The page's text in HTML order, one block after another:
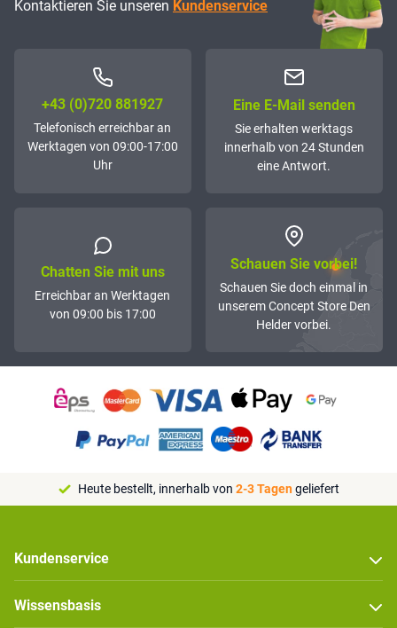
Kontaktieren Sie unseren Kundenservice
+43 (0)72­0 881927
Telefonisch erreichbar an
Werktagen von 09:00-17:00
Uhr
Eine E-Mail senden
Sie erhalten werktags
innerhalb von 24 Stunden
eine Antwort.
Chatten Sie mit uns
Erreichbar an Werktagen
von 09:00 bis 17:00
Schauen Sie vorbei!
Schauen Sie doch einmal in
unserem Concept Store Den
Helder vorbei.
Heute bestellt, innerhalb von 2-3 Tagengeliefert
Kundenservice
Wissensbasis